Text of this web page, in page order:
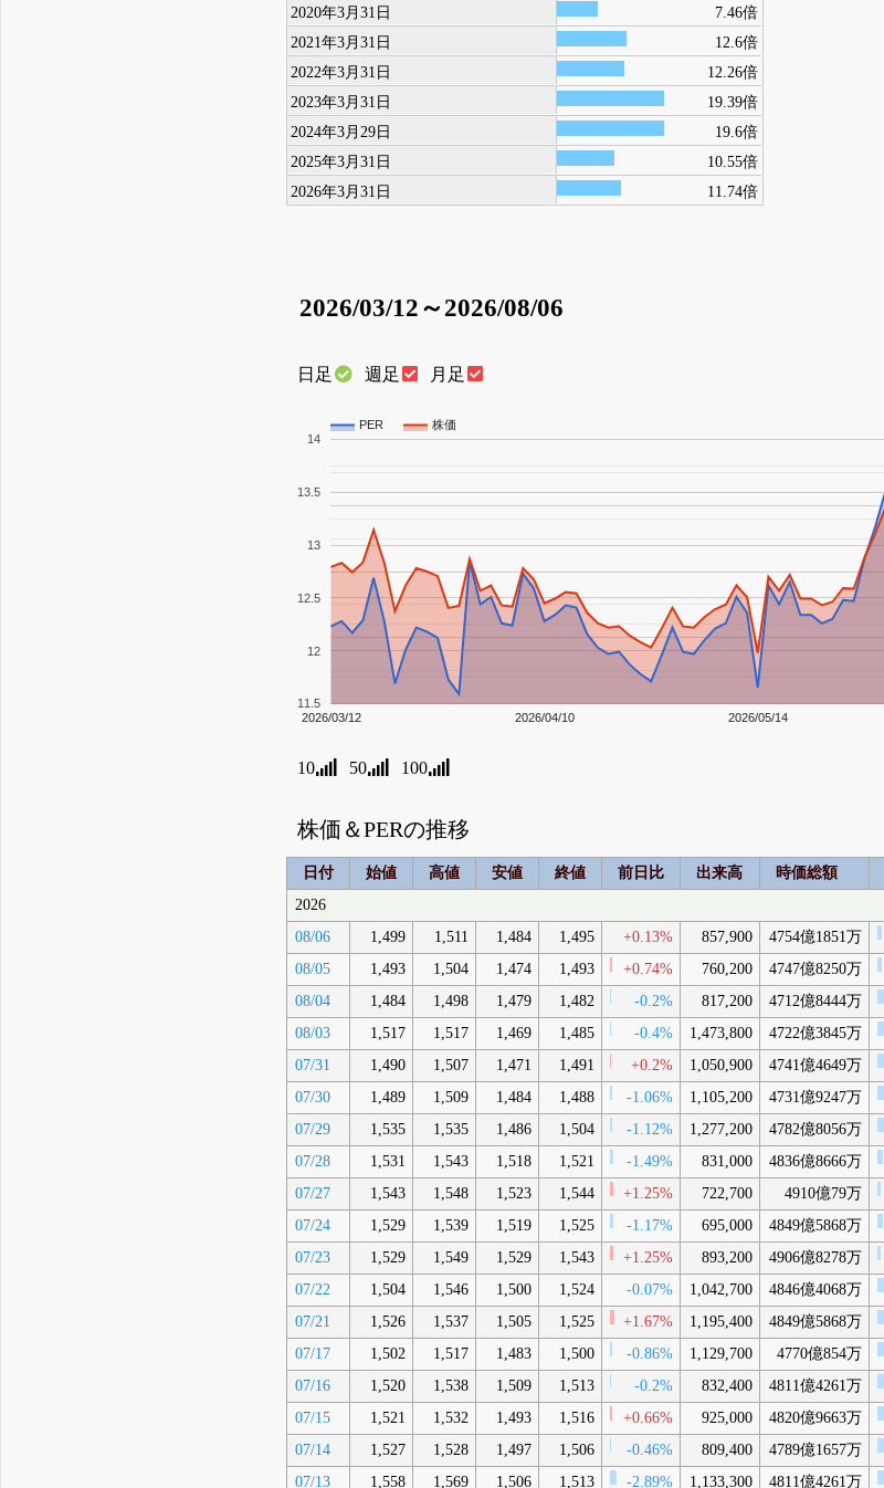
2020年3月31日
7.46倍
2021年3月31日
12.6倍
2022年3月31日
12.26倍
2023年3月31日
19.39倍
2024年3月29日
19.6倍
2025年3月31日
10.55倍
2026年3月31日
11.74倍
2026/03/12～2026/08/06
日足 週足 月足
PER 株価
2026/03/12 2026/04/10 2026/05/14
11.5
12
12.5
13
13.5
14
10 50 100
株価＆PERの推移
日付 始値 高値 安値 終値 前日比 出来高 時価総額
2026
08/06
1,499 1,511 1,484 1,495 +0.13% 857,900 4754億1851万
08/05
1,493 1,504 1,474 1,493 +0.74% 760,200 4747億8250万
08/04
1,484 1,498 1,479 1,482 -0.2% 817,200 4712億8444万
08/03
1,517 1,517 1,469 1,485 -0.4% 1,473,800 4722億3845万
07/31
1,490 1,507 1,471 1,491 +0.2% 1,050,900 4741億4649万
07/30
1,489 1,509 1,484 1,488 -1.06% 1,105,200 4731億9247万
07/29
1,535 1,535 1,486 1,504 -1.12% 1,277,200 4782億8056万
07/28
1,531 1,543 1,518 1,521 -1.49% 831,000 4836億8666万
07/27
1,543 1,548 1,523 1,544 +1.25% 722,700 4910億79万
07/24
1,529 1,539 1,519 1,525 -1.17% 695,000 4849億5868万
07/23
1,529 1,549 1,529 1,543 +1.25% 893,200 4906億8278万
07/22
1,504 1,546 1,500 1,524 -0.07% 1,042,700 4846億4068万
07/21
1,526 1,537 1,505 1,525 +1.67% 1,195,400 4849億5868万
07/17
1,502 1,517 1,483 1,500 -0.86% 1,129,700 4770億854万
07/16
1,520 1,538 1,509 1,513 -0.2% 832,400 4811億4261万
07/15
1,521 1,532 1,493 1,516 +0.66% 925,000 4820億9663万
07/14
1,527 1,528 1,497 1,506 -0.46% 809,400 4789億1657万
07/13
1,558 1,569 1,506 1,513 -2.89% 1,133,300 4811億4261万